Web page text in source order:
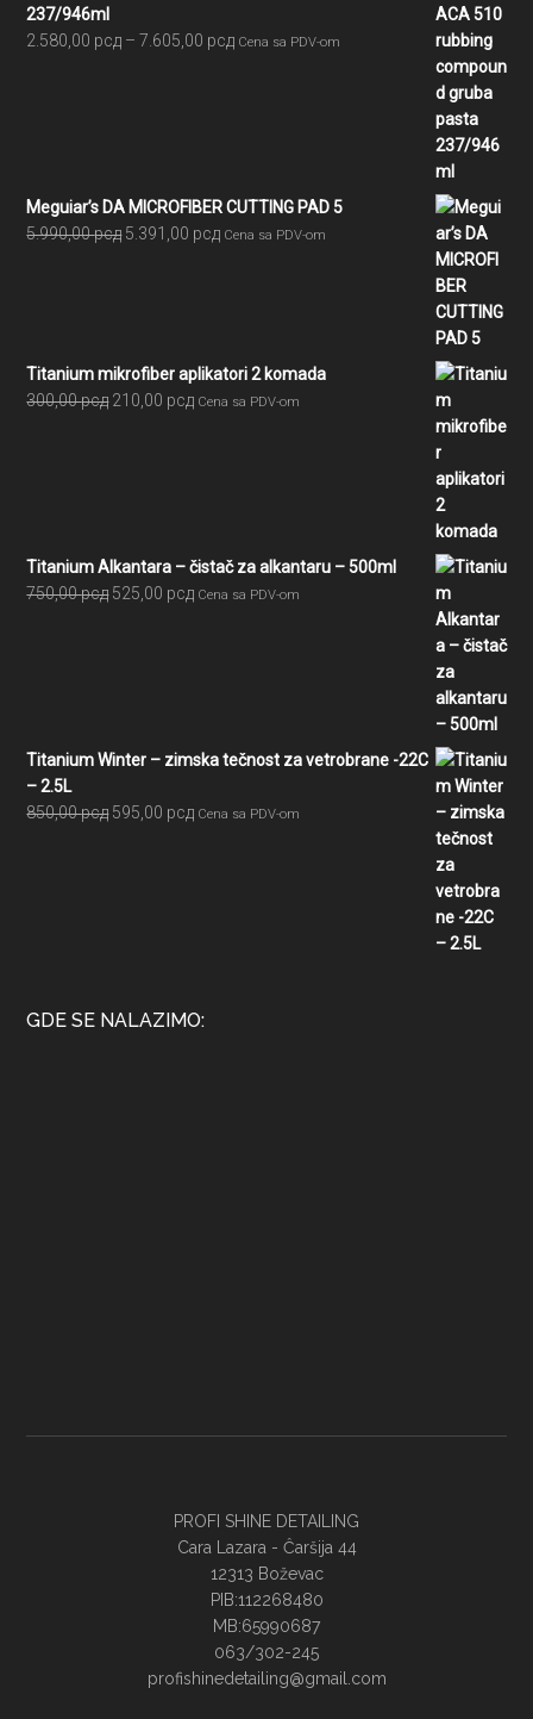
237/946ml
2.580,00 рсд – 7.605,00 рсдRaspon
Cena sa PDV-om
Meguiar’s DA MICROFIBER CUTTING PAD 5
5.990,00рсд Originalna
5.391,00 рсдTrenutna
Cena sa PDV-om
Titanium mikrofiber aplikatori 2 komada
300,00рсд Originalna
210,00 рсдTrenutna
Cena sa PDV-om
Titanium Alkantara – čistač za alkantaru – 500ml
750,00рсд Originalna
525,00 рсдTrenutna
Cena sa PDV-om
Titanium Winter – zimska tečnost za vetrobrane -22C
– 2.5L
850,00рсд Originalna
595,00 рсдTrenutna
Cena sa PDV-om
GDE SE NALAZIMO:
PROFI SHINE DETAILING
Cara Lazara - Ĉaršija 44
12313 Boževac
PIB:112268480
MB:65990687
063/302-245
profishinedetailing@gmail.com